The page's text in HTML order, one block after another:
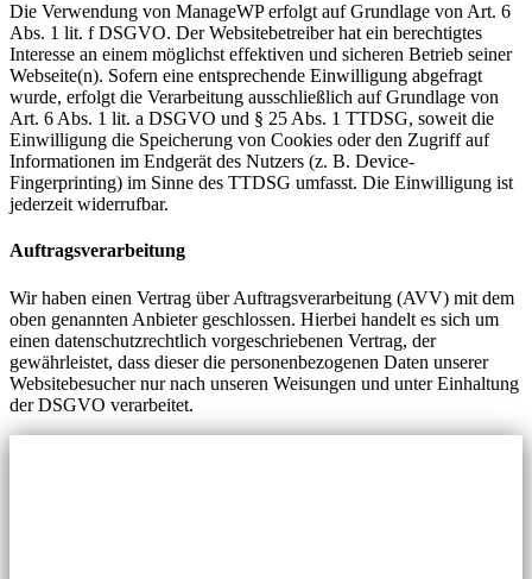
Die Verwendung von ManageWP erfolgt auf Grundlage von Art. 6
Abs. 1 lit. f DSGVO. Der Websitebetreiber hat ein berechtigtes
Interesse an einem möglichst effektiven und sicheren Betrieb seiner
Webseite(n). Sofern eine entsprechende Einwilligung abgefragt
wurde, erfolgt die Verarbeitung ausschließlich auf Grundlage von
Art. 6 Abs. 1 lit. a DSGVO und § 25 Abs. 1 TTDSG, soweit die
Einwilligung die Speicherung von Cookies oder den Zugriff auf
Informationen im Endgerät des Nutzers (z. B. Device-
Fingerprinting) im Sinne des TTDSG umfasst. Die Einwilligung ist
jederzeit widerrufbar.
Auftragsverarbeitung
Wir haben einen Vertrag über Auftragsverarbeitung (AVV) mit dem
oben genannten Anbieter geschlossen. Hierbei handelt es sich um
einen datenschutzrechtlich vorgeschriebenen Vertrag, der
gewährleistet, dass dieser die personenbezogenen Daten unserer
Websitebesucher nur nach unseren Weisungen und unter Einhaltung
der DSGVO verarbeitet.